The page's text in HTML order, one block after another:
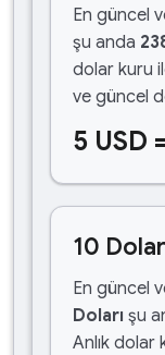
En güncel
şu anda
dolar kuru
ve güncel
5 USD
10
En güncel
Doları şu
Anlık dolar